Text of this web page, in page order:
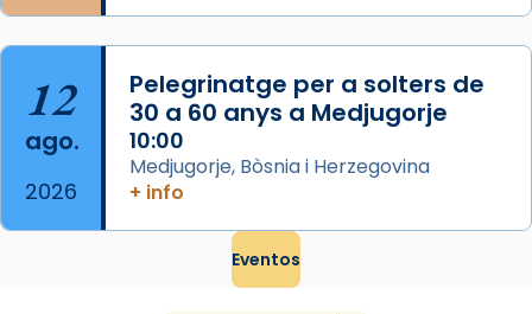
12
ago.
2026
Pelegrinatge per a solters de
30 a 60 anys a Medjugorje
10:00
Medjugorje, Bòsnia i Herzegovina
+ info
Eventos